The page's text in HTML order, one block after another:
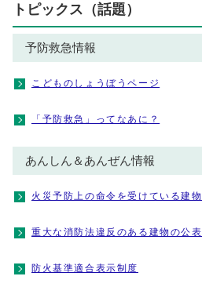
トピックス（話題）
予防救急情報
こどものしょうぼうページ
「予防救急」ってなあに？
あんしん＆あんぜん情報
火災予防上の命令を受けている建物
重大な消防法違反のある建物の公表
防火基準適合表示制度